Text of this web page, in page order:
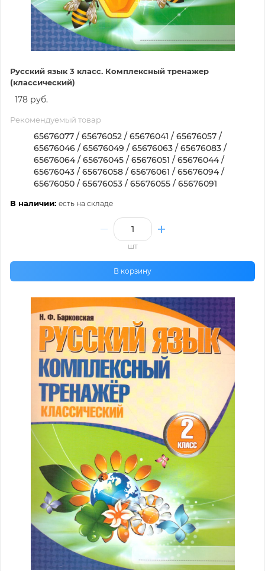
Русский язык 3 класс. Комплексный тренажер
(классический)
178 руб.
Рекомендуемый товар
65676077 / 65676052 / 65676041 / 65676057 /
65676046 / 65676049 / 65676063 / 65676083 /
65676064 / 65676045 / 65676051 / 65676044 /
65676043 / 65676058 / 65676061 / 65676094 /
65676050 / 65676053 / 65676055 / 65676091
В наличии: есть на складе
шт
В корзину